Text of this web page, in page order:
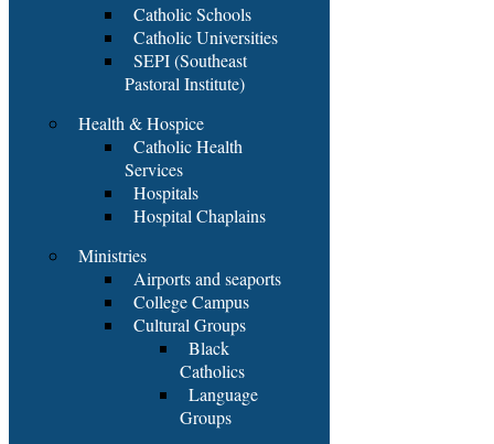
Catholic Schools
Catholic Universities
SEPI (Southeast
Pastoral Institute)
Health & Hospice
Catholic Health
Services
Hospitals
Hospital Chaplains
Ministries
Airports and seaports
College Campus
Cultural Groups
Black
Catholics
Language
Groups